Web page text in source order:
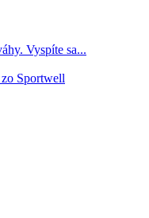
Vyspíte sa...
Sportwell